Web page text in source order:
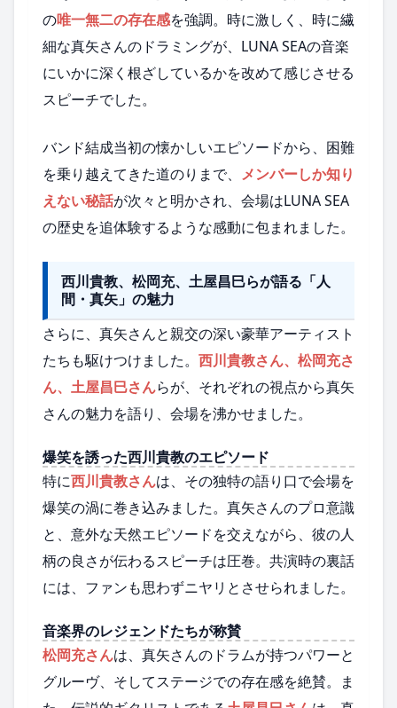
の唯一無二の存在感を強調。時に激しく、時に繊
細な真矢さんのドラミングが、LUNA SEAの音楽
にいかに深く根ざしているかを改めて感じさせる
スピーチでした。
バンド結成当初の懐かしいエピソードから、困難
を乗り越えてきた道のりまで、 メンバーしか知り
えない秘話が次々と明かされ、会場はLUNA SEA
の歴史を追体験するような感動に包まれました。
西川貴教、松岡充、土屋昌巳らが語る「人
間・真矢」の魅力
さらに、真矢さんと親交の深い豪華アーティスト
たちも駆けつけました。 西川貴教さん、松岡充さ
ん、土屋昌巳さんらが、それぞれの視点から真矢
さんの魅力を語り、会場を沸かせました。
爆笑を誘った西川貴教のエピソード
特に西川貴教さんは、その独特の語り口で会場を
爆笑の渦に巻き込みました。真矢さんのプロ意識
と、意外な天然エピソードを交えながら、彼の人
柄の良さが伝わるスピーチは圧巻。共演時の裏話
には、ファンも思わずニヤリとさせられました。
音楽界のレジェンドたちが称賛
松岡充さんは、真矢さんのドラムが持つパワーと
グルーヴ、そしてステージでの存在感を絶賛。ま